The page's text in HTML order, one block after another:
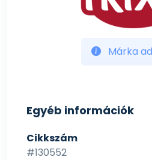
Márka
Egyéb információk
Cikkszám
#130552